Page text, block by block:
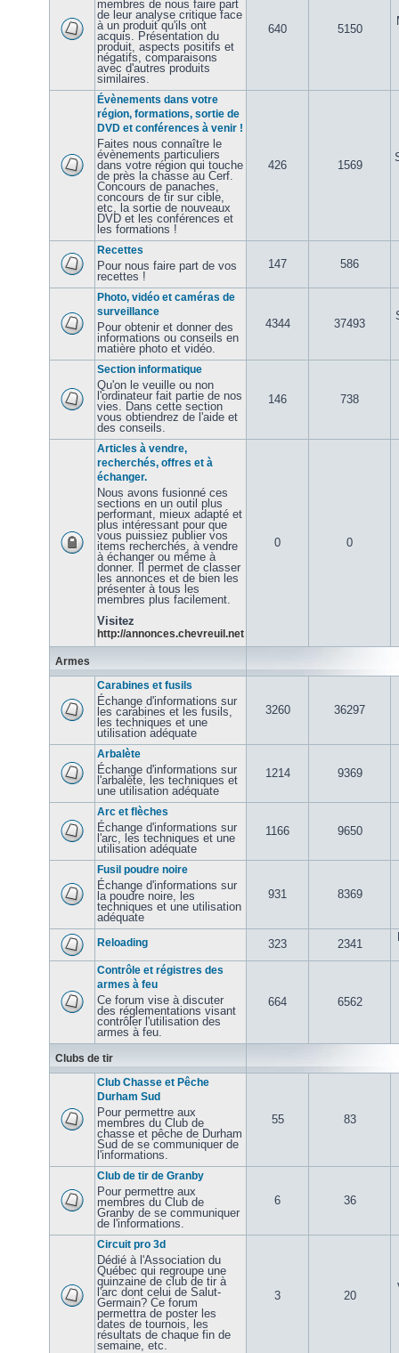
membres de nous faire part
de leur analyse critique face
à un produit qu'ils ont
acquis. Présentation du
produit, aspects positifs et
négatifs, comparaisons
avec d'autres produits
similaires.
640 5150
Évènements dans votre
région, formations, sortie de
DVD et conférences à venir !
Faites nous connaître le
évènements particuliers
dans votre région qui touche
de près la chasse au Cerf.
Concours de panaches,
concours de tir sur cible,
etc, la sortie de nouveaux
DVD et les conférences et
les formations !
426 1569
Recettes
Pour nous faire part de vos
recettes !
147 586
Photo, vidéo et caméras de
surveillance
Pour obtenir et donner des
informations ou conseils en
matière photo et vidéo.
4344 37493
Section informatique
Qu'on le veuille ou non
l'ordinateur fait partie de nos
vies. Dans cette section
vous obtiendrez de l'aide et
des conseils.
146 738
Articles à vendre,
recherchés, offres et à
échanger.
Nous avons fusionné ces
sections en un outil plus
performant, mieux adapté et
plus intéressant pour que
vous puissiez publier vos
items recherchés, à vendre
à échanger ou même à
donner. Il permet de classer
les annonces et de bien les
présenter à tous les
membres plus facilement.
Visitez
http://annonces.chevreuil.net
0 0
Armes
Carabines et fusils
Échange d'informations sur
les carabines et les fusils,
les techniques et une
utilisation adéquate
3260 36297
Arbalète
Échange d'informations sur
l'arbalète, les techniques et
une utilisation adéquate
1214 9369
Arc et flèches
Échange d'informations sur
l'arc, les techniques et une
utilisation adéquate
1166 9650
Fusil poudre noire
Échange d'informations sur
la poudre noire, les
techniques et une utilisation
adéquate
931 8369
Reloading 323 2341
Contrôle et régistres des
armes à feu
Ce forum vise à discuter
des réglementations visant
contrôler l'utilisation des
armes à feu.
664 6562
Clubs de tir
Club Chasse et Pêche
Durham Sud
Pour permettre aux
membres du Club de
chasse et pêche de Durham
Sud de se communiquer de
l'informations.
55 83
Club de tir de Granby
Pour permettre aux
membres du Club de
Granby de se communiquer
de l'informations.
6 36
Circuit pro 3d
Dédié à l'Association du
Québec qui regroupe une
quinzaine de club de tir à
l'arc dont celui de Salut-
Germain? Ce forum
permettra de poster les
dates de tournois, les
résultats de chaque fin de
semaine, etc.
3 20